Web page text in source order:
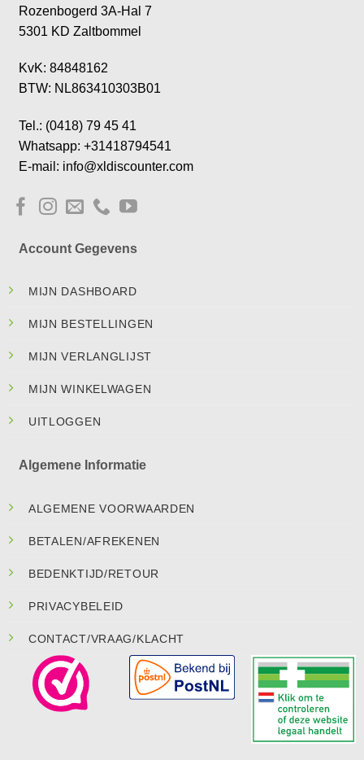
Rozenbogerd 3A-Hal 7
5301 KD Zaltbommel
KvK: 84848162
BTW: NL863410303B01
Tel.: (0418) 79 45 41
Whatsapp: +31418794541
E-mail: info@xldiscounter.com
Account Gegevens
MIJN DASHBOARD
MIJN BESTELLINGEN
MIJN VERLANGLIJST
MIJN WINKELWAGEN
UITLOGGEN
Algemene Informatie
ALGEMENE VOORWAARDEN
BETALEN/AFREKENEN
BEDENKTIJD/RETOUR
PRIVACYBELEID
CONTACT/VRAAG/KLACHT